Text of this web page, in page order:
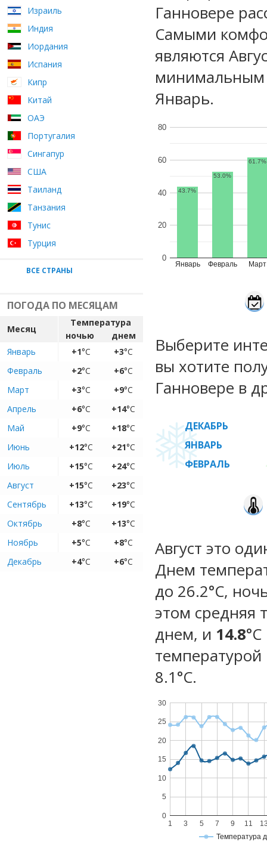
Израиль
Индия
Иордания
Испания
Кипр
Китай
ОАЭ
Португалия
Сингапур
США
Таиланд
Танзания
Тунис
Турция
ВСЕ СТРАНЫ
ПОГОДА ПО МЕСЯЦАМ
Месяц
Температура
ночью
днем
Январь
+1°C +3°C
Февраль
+2°C +6°C
Март
+3°C +9°C
Апрель
+6°C +14°C
Май
+9°C +18°C
Июнь
+12°C +21°C
Июль
+15°C +24°C
Август
+15°C +23°C
Сентябрь
+13°C +19°C
Октябрь
+8°C +13°C
Ноябрь
+5°C +8°C
Декабрь
+4°C +6°C
Ганновере
Самыми
являются
минимальным
Январь.
Январь Февраль Март
0
20
40
60
80
43.7%
53.0%
61.7%
Выберите
вы хотите
Ганновере в
ДЕКАБРЬ
ЯНВАРЬ
ФЕВРАЛЬ
Август это
Днем
до 26.2°C,
этом средняя
днем, и 14.8
температурой
8.1°С.
Температура
1 3 5 7 9 11
0
5
10
15
20
25
30